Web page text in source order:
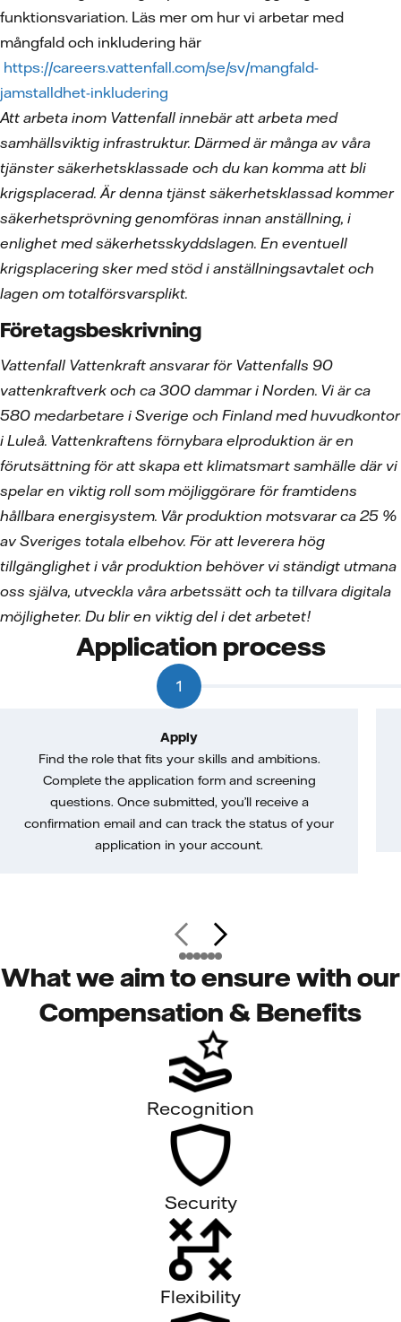
funktionsvariation. Läs mer om hur vi arbetar med
mångfald och inkludering här
https://careers.vattenfall.com/se/sv/mangfald-
jamstalldhet-inkludering
Att arbeta inom Vattenfall innebär att arbeta med
samhällsviktig infrastruktur. Därmed är många av våra
tjänster säkerhetsklassade och du kan komma att bli
krigsplacerad. Är denna tjänst säkerhetsklassad kommer
säkerhetsprövning genomföras innan anställning, i
enlighet med säkerhetsskyddslagen. En eventuell
krigsplacering sker med stöd i anställningsavtalet och
lagen om totalförsvarsplikt.
Företagsbeskrivning
Vattenfall Vattenkraft ansvarar för Vattenfalls 90
vattenkraftverk och ca 300 dammar i Norden. Vi är ca
580 medarbetare i Sverige och Finland med huvudkontor
i Luleå. Vattenkraftens förnybara elproduktion är en
förutsättning för att skapa ett klimatsmart samhälle där vi
spelar en viktig roll som möjliggörare för framtidens
hållbara energisystem. Vår produktion motsvarar ca 25 %
av Sveriges totala elbehov. För att leverera hög
tillgänglighet i vår produktion behöver vi ständigt utmana
oss själva, utveckla våra arbetssätt och ta tillvara digitala
möjligheter. Du blir en viktig del i det arbetet!
Application process
1
Apply
Find the role that fits your skills and ambitions.
Complete the application form and screening
questions. Once submitted, you’ll receive a
confirmation email and can track the status of your
application in your account.
What we aim to ensure with our
Compensation & Benefits
Recognition
Security
Flexibility